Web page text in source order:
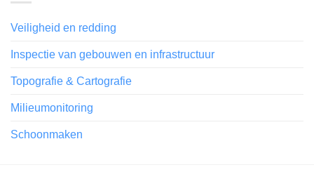
Veiligheid en redding
Inspectie van gebouwen en infrastructuur
Topografie & Cartografie
Milieumonitoring
Schoonmaken